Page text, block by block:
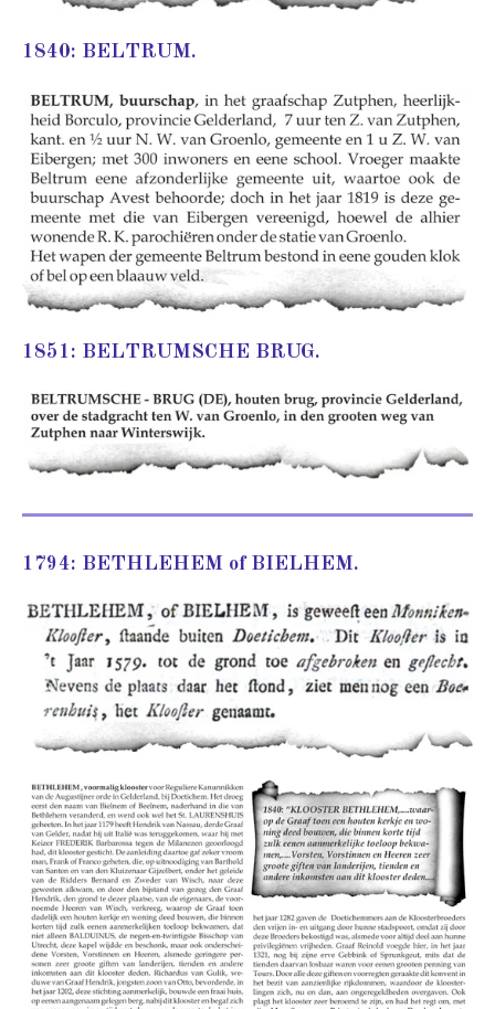
1840: BELTRUM.
1851: BELTRUMSCHE BRUG.
1794: BETHLEHEM of BIELHEM.